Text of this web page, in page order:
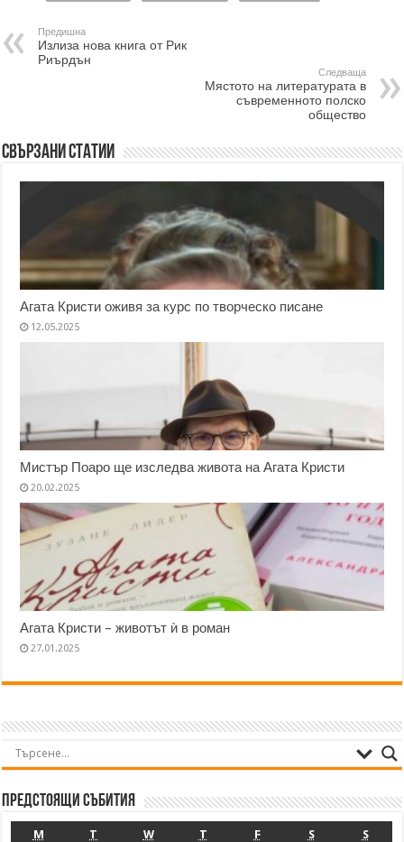
Предишна
Излиза нова книга от Рик
Риърдън
Следваща
Мястото на литературата в
съвременното полско
общество
Свързани статии
Агата Кристи оживя за курс по творческо писане
12.05.2025
Мистър Поаро ще изследва живота на Агата Кристи
20.02.2025
Агата Кристи – животът ѝ в роман
27.01.2025
Предстоящи събития
M T W T F S S